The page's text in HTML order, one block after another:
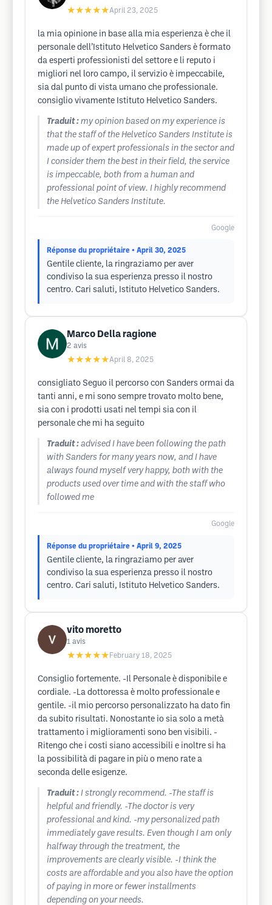
★★★★★April 23, 2025
la mia opinione in base alla mia esperienza è che il
personale dell’Istituto Helvetico Sanders è formato
da esperti professionisti del settore e li reputo i
migliori nel loro campo, il servizio è impeccabile,
sia dal punto di vista umano che professionale.
consiglio vivamente Istituto Helvetico Sanders.
Traduit : my opinion based on my experience is
that the staff of the Helvetico Sanders Institute is
made up of expert professionals in the sector and
I consider them the best in their field, the service
is impeccable, both from a human and
professional point of view. I highly recommend
the Helvetico Sanders Institute.
Google
Réponse du propriétaire • April 30, 2025
Gentile cliente, la ringraziamo per aver
condiviso la sua esperienza presso il nostro
centro. Cari saluti, Istituto Helvetico Sanders.
Marco Della ragione
2 avis
★★★★★April 8, 2025
consigliato Seguo il percorso con Sanders ormai da
tanti anni, e mi sono sempre trovato molto bene,
sia con i prodotti usati nel tempi sia con il
personale che mi ha seguito
Traduit : advised I have been following the path
with Sanders for many years now, and I have
always found myself very happy, both with the
products used over time and with the staff who
followed me
Google
Réponse du propriétaire • April 9, 2025
Gentile cliente, la ringraziamo per aver
condiviso la sua esperienza presso il nostro
centro. Cari saluti, Istituto Helvetico Sanders.
vito moretto
1 avis
★★★★★ February 18, 2025
Consiglio fortemente. -Il Personale è disponibile e
cordiale. -La dottoressa è molto professionale e
gentile. -il mio percorso personalizzato ha dato fin
da subito risultati. Nonostante io sia solo a metà
trattamento i miglioramenti sono ben visibili. -
Ritengo che i costi siano accessibili e inoltre si ha
la possibilità di pagare in più o meno rate a
seconda delle esigenze.
Traduit : I strongly recommend. -The staff is
helpful and friendly. -The doctor is very
professional and kind. -my personalized path
immediately gave results. Even though I am only
halfway through the treatment, the
improvements are clearly visible. -I think the
costs are affordable and you also have the option
of paying in more or fewer installments
depending on your needs.